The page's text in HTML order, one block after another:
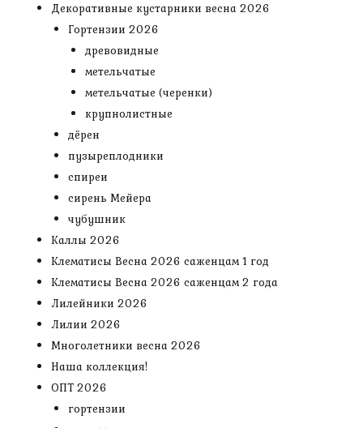
Декоративные кустарники весна 2026
Гортензии 2026
древовидные
метельчатые
метельчатые (черенки)
крупнолистные
дёрен
пузыреплодники
спиреи
сирень Мейера
чубушник
Каллы 2026
Клематисы Весна 2026 саженцам 1 год
Клематисы Весна 2026 саженцам 2 года
Лилейники 2026
Лилии 2026
Многолетники весна 2026
Наша коллекция!
ОПТ 2026
гортензии